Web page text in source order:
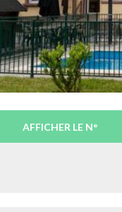
AFFICHER LE N°